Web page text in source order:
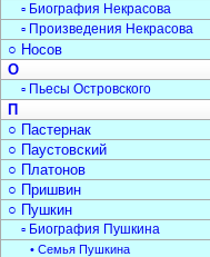
▫ Биография Некрасова
▫ Произведения Некрасова
○ Носов
О
▫ Пьесы Островского
П
○ Пастернак
○ Паустовский
○ Платонов
○ Пришвин
○ Пушкин
▫ Биография Пушкина
• Семья Пушкина